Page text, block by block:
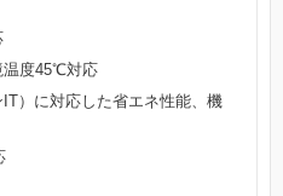
温度45℃対応
）に対応した省エネ性能、機